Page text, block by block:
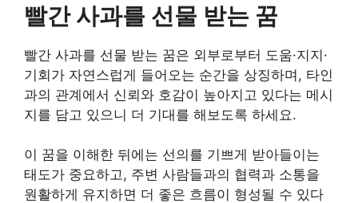
빨간 사과를 선물 받는 꿈
빨간 사과를 선물 받는 꿈은 외부로부터 도움·지지·
기회가 자연스럽게 들어오는 순간을 상징하며, 타인
과의 관계에서 신뢰와 호감이 높아지고 있다는 메시
지를 담고 있으니 더 기대를 해보도록 하세요.
이 꿈을 이해한 뒤에는 선의를 기쁘게 받아들이는
태도가 중요하고, 주변 사람들과의 협력과 소통을
원활하게 유지하면 더 좋은 흐름이 형성될 수 있다